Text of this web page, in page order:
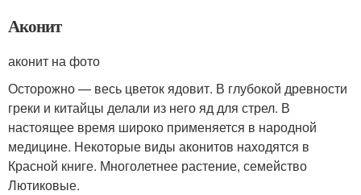
Аконит
аконит на фото
Осторожно — весь цветок ядовит. В глубокой древности
греки и китайцы делали из него яд для стрел. В
настоящее время широко применяется в народной
медицине. Некоторые виды аконитов находятся в
Красной книге. Многолетнее растение, семейство
Лютиковые.